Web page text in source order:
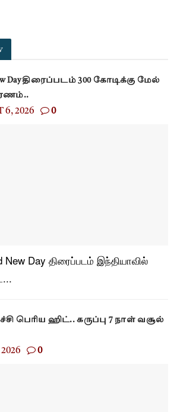
Day திரைப்படம் 300 கோடிக்கு மேல்
6, 2026 0
New Day திரைப்படம் இந்தியாவில்
பெரிய ஹிட்.. கருப்பு 7 நாள் வசூல்
0